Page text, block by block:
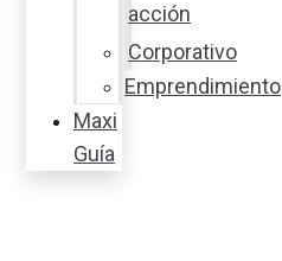
acción
Corporativo
Emprendimiento
Maxi
Guía